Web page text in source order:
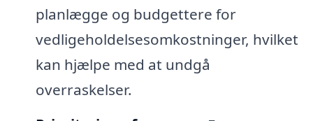
planlægge og budgettere for
vedligeholdelsesomkostninger, hvilket
kan hjælpe med at undgå
overraskelser.